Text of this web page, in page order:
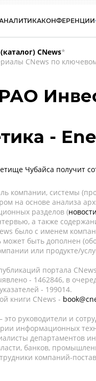
КОНФЕРЕНЦИИ
CNews*
CNews по
-
Чубайса получит
компании, системы
на основе анализа
разделов (новости
а также
было с именем
быть дополнен
или продукте/
портала
- 1462846, в
- 199014.
книги CNews -
руководители и
информационных
департаментов
банков,
компаний-